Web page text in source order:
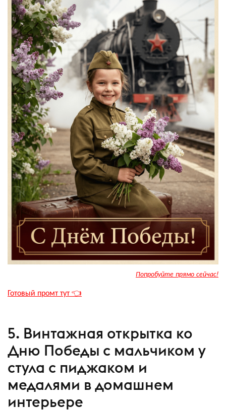
Попробуйте прямо сейчас!
Готовый промт тут 👈
5. Винтажная открытка ко
Дню Победы с мальчиком у
стула с пиджаком и
медалями в домашнем
интерьере